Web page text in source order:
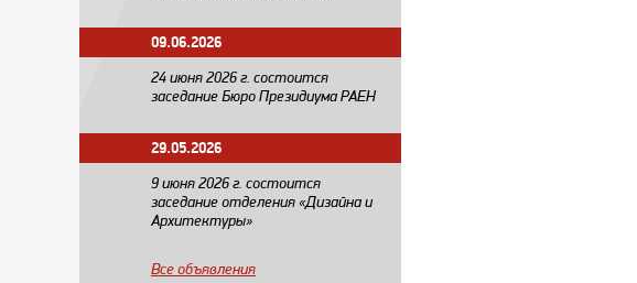
09.06.2026
24 июня 2026 г. состоится
заседание Бюро Президиума РАЕН
29.05.2026
​9 июня 2026 г. состоится
заседание отделения «Дизайна и
Архитектуры»
Все объявления